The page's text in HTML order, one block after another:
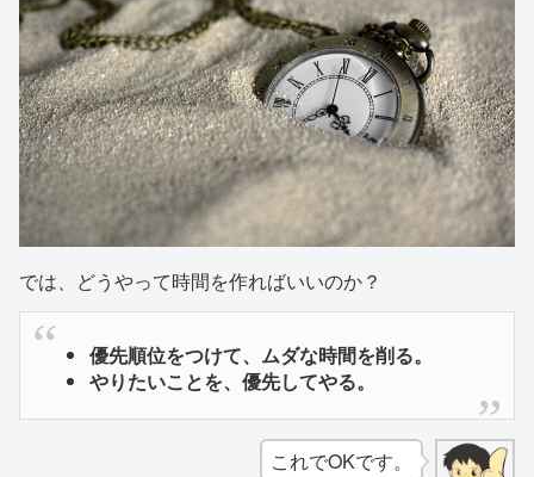
では、どうやって時間を作ればいいのか？
優先順位をつけて、ムダな時間を削る。
やりたいことを、優先してやる。
これでOKです。